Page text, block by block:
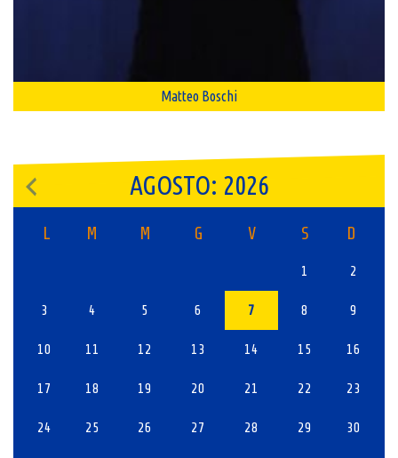
Matteo Boschi
AGOSTO: 2026
L M M G V S D
1 2
3 4 5 6 7 8 9
10 11 12 13 14 15 16
17 18 19 20 21 22 23
24 25 26 27 28 29 30